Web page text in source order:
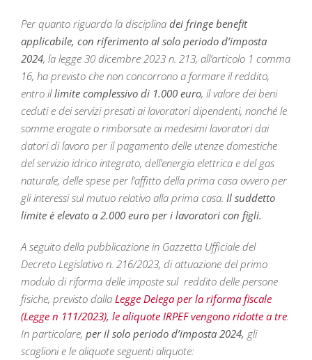
Per quanto riguarda la disciplina dei fringe benefit
applicabile, con riferimento al solo periodo d’imposta
2024, la legge 30 dicembre 2023 n. 213, all’articolo 1 comma
16, ha previsto che non concorrono a formare il reddito,
entro illimite complessivo di 1.000 euro, il valore dei beni
ceduti e dei servizi presati ai lavoratori dipendenti, nonché le
somme erogate o rimborsate ai medesimi lavoratori dai
datori di lavoro per il pagamento delle utenze domestiche
del servizio idrico integrato, dell’energia elettrica e del gas
naturale, delle spese per l’affitto della prima casa ovvero per
gli interessi sul mutuo relativo alla prima casa. Il suddetto
limite è elevato a 2.000 euro per i lavoratori con figli.
A seguito della pubblicazione in Gazzetta Ufficiale del
Decreto Legislativo n. 216/2023, di attuazione del primo
modulo di riforma delle imposte sul reddito delle persone
fisiche, previsto dalla Legge Delega per la riforma fiscale
(Legge n 111/2023), le aliquote IRPEF vengono ridotte a tre.
In particolare, per il solo periodo d’imposta 2024, gli
scaglioni e le aliquote seguenti aliquote: